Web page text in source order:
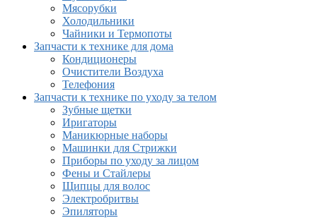
Мясорубки
Холодильники
Чайники и Термопоты
Запчасти к технике для дома
Кондиционеры
Очистители Воздуха
Телефония
Запчасти к технике по уходу за телом
Зубные щетки
Иригаторы
Маникюрные наборы
Машинки для Стрижки
Приборы по уходу за лицом
Фены и Стайлеры
Щипцы для волос
Электробритвы
Эпиляторы